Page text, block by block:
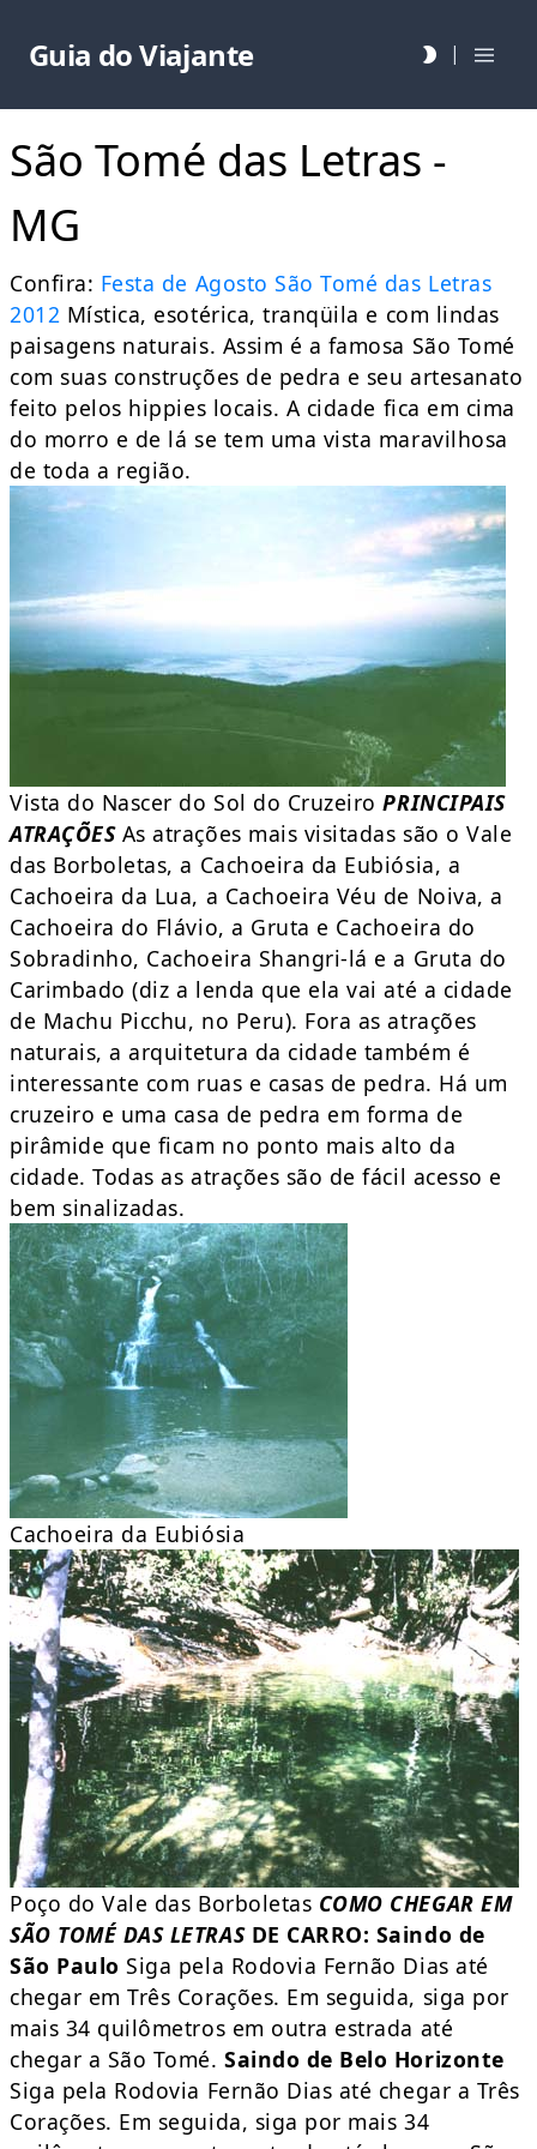
Guia do Viajante |
São Tomé das Letras -
MG
Confira: Festa de Agosto São Tomé das Letras
2012 Mística, esotérica, tranqüila e com lindas
paisagens naturais. Assim é a famosa São Tomé
com suas construções de pedra e seu artesanato
feito pelos hippies locais. A cidade fica em cima
do morro e de lá se tem uma vista maravilhosa
de toda a região.
Vista do Nascer do Sol do CruzeiroPRINCIPAIS
ATRAÇÕESAs atrações mais visitadas são o Vale
das Borboletas, a Cachoeira da Eubiósia, a
Cachoeira da Lua, a Cachoeira Véu de Noiva, a
Cachoeira do Flávio, a Gruta e Cachoeira do
Sobradinho, Cachoeira Shangri-lá e a Gruta do
Carimbado (diz a lenda que ela vai até a cidade
de Machu Picchu, no Peru). Fora as atrações
naturais, a arquitetura da cidade também é
interessante com ruas e casas de pedra. Há um
cruzeiro e uma casa de pedra em forma de
pirâmide que ficam no ponto mais alto da
cidade. Todas as atrações são de fácil acesso e
bem sinalizadas.
Cachoeira da Eubiósia
Poço do Vale das Borboletas COMO CHEGAR EM
SÃO TOMÉ DAS LETRAS DE CARRO: Saindo de
São Paulo Siga pela Rodovia Fernão Dias até
chegar em Três Corações. Em seguida, siga por
mais 34 quilômetros em outra estrada até
chegar a São Tomé.Saindo de Belo Horizonte
Siga pela Rodovia Fernão Dias até chegar a Três
Corações. Em seguida, siga por mais 34